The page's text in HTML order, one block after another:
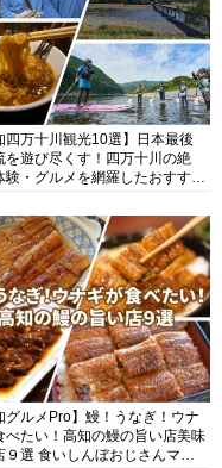
四万十川観光10選】日本最後
を遊び尽くす！四万十川の絶
験・グルメを網羅したおすすめ
グルメPro】鰻！うなぎ！ウナ
べたい！高知の鰻の旨い店美味
９選 食いしんぼおじさんマッ